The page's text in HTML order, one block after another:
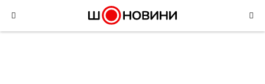
content